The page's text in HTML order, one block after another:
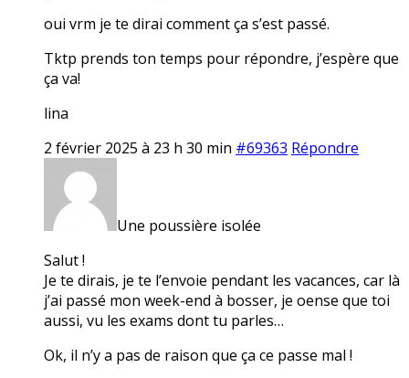
oui vrm je te dirai comment ça s’est passé.
Tktp prends ton temps pour répondre, j’espère que
ça va!
lina
2 février 2025 à 23 h 30 min #69363 Répondre
Une poussière isolée
Salut !
Je te dirais, je te l’envoie pendant les vacances, car là
j’ai passé mon week-end à bosser, je oense que toi
aussi, vu les exams dont tu parles…
Ok, il n’y a pas de raison que ça ce passe mal !